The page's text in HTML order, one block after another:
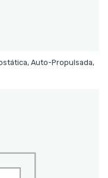
Auto-Propulsada,